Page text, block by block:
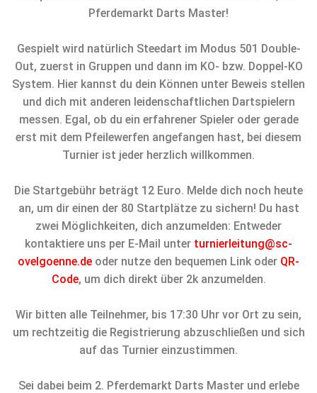
Pferdemarkt Darts Master!
Gespielt wird natürlich Steedart im Modus 501 Double-
Out, zuerst in Gruppen und dann im KO- bzw. Doppel-KO
System. Hier kannst du dein Können unter Beweis stellen
und dich mit anderen leidenschaftlichen Dartspielern
messen. Egal, ob du ein erfahrener Spieler oder gerade
erst mit dem Pfeilewerfen angefangen hast, bei diesem
Turnier ist jeder herzlich willkommen.
Die Startgebühr beträgt 12 Euro. Melde dich noch heute
an, um dir einen der 80 Startplätze zu sichern! Du hast
zwei Möglichkeiten, dich anzumelden: Entweder
kontaktiere uns per E-Mail unter turnierleitung@sc-
ovelgoenne.de oder nutze den bequemen Link oder QR-
Code, um dich direkt über 2k anzumelden.
Wir bitten alle Teilnehmer, bis 17:30 Uhr vor Ort zu sein,
um rechtzeitig die Registrierung abzuschließen und sich
auf das Turnier einzustimmen.
Sei dabei beim 2. Pferdemarkt Darts Master und erlebe